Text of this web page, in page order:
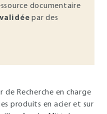
documentaire
validée par des
de Recherche en charge
produits en acier et sur